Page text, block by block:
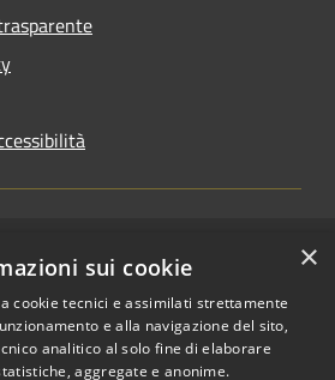
Accesso redazione ×
sui cookie
cookie tecnici e assimilati strettamente
e alla navigazione del sito,
analitico al solo fine di elaborare
aggregate e anonime.